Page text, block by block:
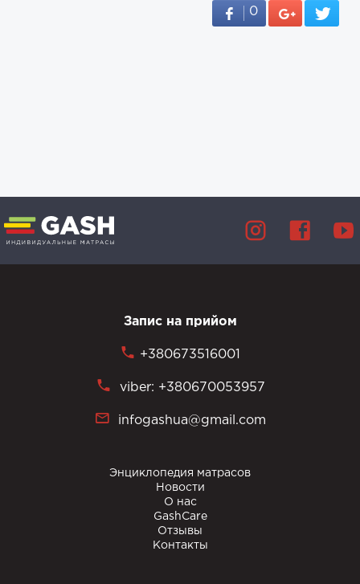
0
Запис на прийом
+380673516001
viber: +380670053957
infogashua@gmail.com
Энциклопедия матрасов
Новости
О нас
GashCare
Отзывы
Контакты